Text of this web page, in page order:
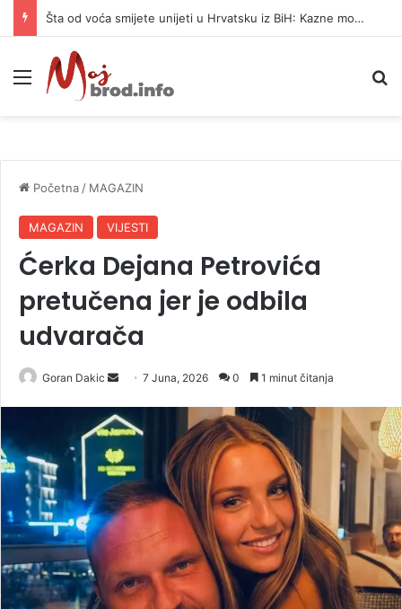
Službenica UIO BiH optužena da je prikrila 370.000 KM
Meni
Početna / MAGAZIN
MAGAZIN VIJESTI
Ćerka Dejana Petrovića
pretučena jer je odbila
udvarača
Goran Dakic
n
a
n
e
i
l
7 Juna, 2026 0 1 minut čitanja